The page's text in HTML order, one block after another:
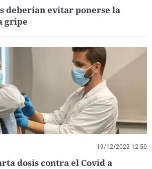
deberían evitar ponerse la
gripe
19/12/2022 12:50
dosis contra el Covid a